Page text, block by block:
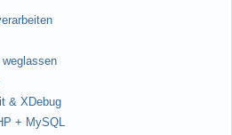
& XDebug
+ MySQL